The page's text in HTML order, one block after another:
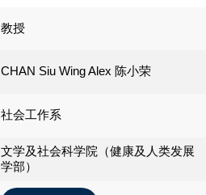
教授
CHAN Siu Wing Alex 陈小荣
社会工作系
文学及社会科学院（健康及人类发展
学部）